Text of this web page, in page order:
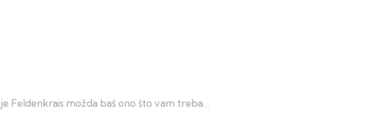
Feldenkrais možda baš ono što vam treba…